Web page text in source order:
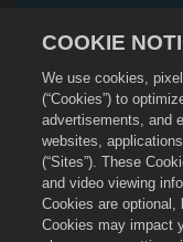
不
2026Social Point S.L. 龙城
利。 龙城商店是由Zynga, Inc.
COOKIE
We use cookies,
(“Cookies”) to
advertisements, and
websites,
(“Sites”). These
and video viewing
Cookies are optional,
Cookies may impact